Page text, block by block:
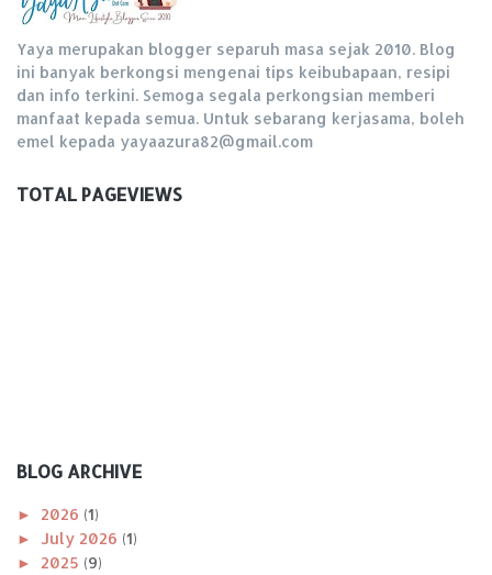
Yaya merupakan blogger separuh masa sejak 2010. Blog
ini banyak berkongsi mengenai tips keibubapaan, resipi
dan info terkini. Semoga segala perkongsian memberi
manfaat kepada semua. Untuk sebarang kerjasama, boleh
emel kepada yayaazura82@gmail.com
TOTAL PAGEVIEWS
BLOG ARCHIVE
► 2026 (1)
► July 2026 (1)
► 2025 (9)